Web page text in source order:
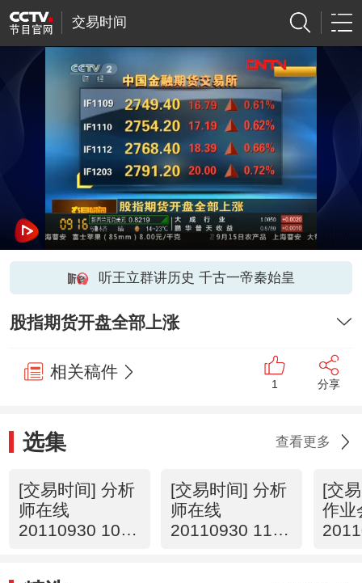
交易时间
听王立群讲历史 千古一帝秦始皇
股指期货开盘全部上涨
相关稿件
1 分享
选集 查看更多
[交易时间] 分析
师在线
20110930 10：
[交易时间] 分析
师在线
20110930 11：
[交
作业